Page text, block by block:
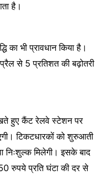
है।
का भी प्रावधान किया है।
से 5 प्रतिशत की बढ़ोतरी
हुए कैंट रेलवे स्टेशन पर
टिकटधारकों को शुरुआती
निःशुल्क मिलेगी। इसके बाद
रुपये प्रति घंटा की दर से